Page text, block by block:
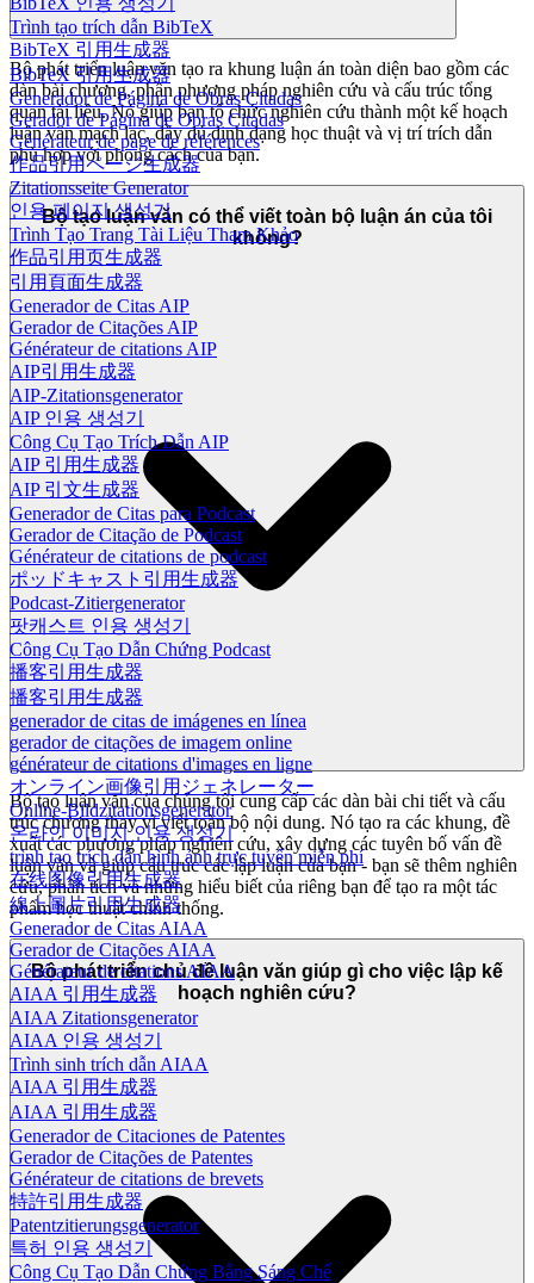
Trình tạo trích dẫn BibTeX
BibTeX 引用生成器
BibTeX 引用生成器
Generador de Página de Obras Citadas
Gerador de Página de Obras Citadas
Générateur de page de références
作品引用ページ生成器
Zitationsseite Generator
인용 페이지 생성기
Trình Tạo Trang Tài Liệu Tham Khảo
作品引用页生成器
引用頁面生成器
Generador de Citas AIP
Gerador de Citações AIP
Générateur de citations AIP
AIP引用生成器
AIP-Zitationsgenerator
AIP 인용 생성기
Công Cụ Tạo Trích Dẫn AIP
AIP 引用生成器
AIP 引文生成器
Generador de Citas para Podcast
Gerador de Citação de Podcast
Générateur de citations de podcast
ポッドキャスト引用生成器
Podcast-Zitiergenerator
팟캐스트 인용 생성기
Công Cụ Tạo Dẫn Chứng Podcast
播客引用生成器
播客引用生成器
generador de citas de imágenes en línea
gerador de citações de imagem online
générateur de citations d'images en ligne
オンライン画像引用ジェネレーター
Online-Bildzitationsgenerator
온라인 이미지 인용 생성기
trình tạo trích dẫn hình ảnh trực tuyến miễn phí
在线图像引用生成器
線上圖片引用生成器
Generador de Citas AIAA
Gerador de Citações AIAA
Générateur de citations AIAA
AIAA 引用生成器
AIAA Zitationsgenerator
AIAA 인용 생성기
Trình sinh trích dẫn AIAA
AIAA 引用生成器
AIAA 引用生成器
Generador de Citaciones de Patentes
Gerador de Citações de Patentes
Générateur de citations de brevets
特許引用生成器
Patentzitierungsgenerator
특허 인용 생성기
Công Cụ Tạo Dẫn Chứng Bằng Sáng Chế
Bộ phát triển luận văn tạo ra khung luận án toàn diện bao gồm các
dàn bài chương, phần phương pháp nghiên cứu và cấu trúc tổng
quan tài liệu. Nó giúp bạn tổ chức nghiên cứu thành một kế hoạch
luận văn mạch lạc, đầy đủ định dạng học thuật và vị trí trích dẫn
phù hợp với phong cách của bạn.
Bộ tạo luận văn có thể viết toàn bộ luận án của tôi
không?
Bộ tạo luận văn của chúng tôi cung cấp các dàn bài chi tiết và cấu
trúc chương thay vì viết toàn bộ nội dung. Nó tạo ra các khung, đề
xuất các phương pháp nghiên cứu, xây dựng các tuyên bố vấn đề
luận văn và giúp cấu trúc các lập luận của bạn - bạn sẽ thêm nghiên
cứu, phân tích và những hiểu biết của riêng bạn để tạo ra một tác
phẩm học thuật chính thống.
Bộ phát triển chủ đề luận văn giúp gì cho việc lập kế
hoạch nghiên cứu?